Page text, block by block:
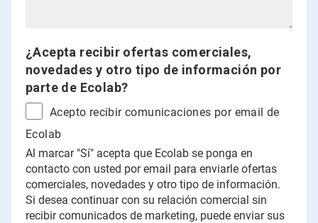
¿Acepta recibir ofertas comerciales,
novedades y otro tipo de información por
parte de Ecolab?
Acepto recibir comunicaciones por email de
Ecolab
Al marcar "Sí" acepta que Ecolab se ponga en
contacto con usted por email para enviarle ofertas
comerciales, novedades y otro tipo de información.
Si desea continuar con su relación comercial sin
recibir comunicados de marketing, puede enviar sus